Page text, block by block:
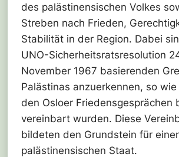
des palästinensischen Volkes
Streben nach Frieden,
Stabilität in der Region. Dabei
UNO-Sicherheitsratsresolution
November 1967 basierenden
Palästinas anzuerkennen, so
den Osloer Friedensgesprächen
vereinbart wurden. Diese
bildeten den Grundstein für
palästinensischen Staat.